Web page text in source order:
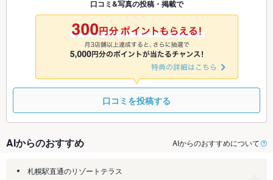
◎ ◎ ◎
9/5
◎ ◎ ◎ ◎
口コミ&写真の投稿・掲載で
口コミを投稿する
AIからのおすすめ AIからのおすすめについて
札幌駅直通のリゾートテラス